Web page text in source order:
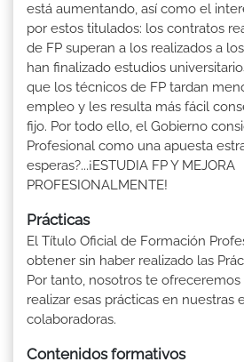
está aumentando, así como el
por estos titulados: los contratos
de FP superan a los realizados a
han finalizado estudios
que los técnicos de FP tardan
empleo y les resulta más fácil
fijo. Por todo ello, el Gobierno
Profesional como una apuesta
esperas?...¡ESTUDIA FP Y MEJORA
PROFESIONALMENTE!
Prácticas
El Título Oficial de Formación
obtener sin haber realizado las
Por tanto, nosotros te
realizar esas prácticas en nuestras
colaboradoras.
Contenidos formativos